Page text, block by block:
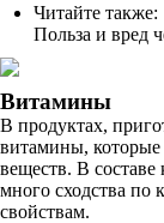
Читайте также:
Польза и вред
Витамины
В продуктах,
витамины,
веществ. В
много сходства по
свойствам.